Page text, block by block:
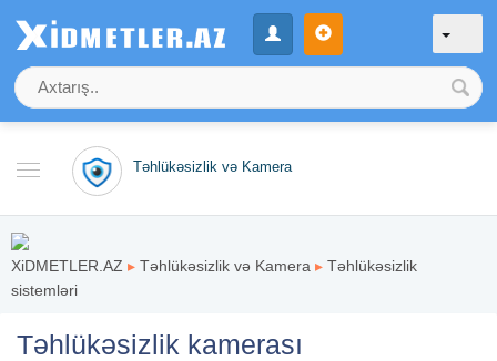
Təhlükəsizlik və Kamera
XiDMETLER.AZ ▸ Təhlükəsizlik və Kamera ▸ Təhlükəsizlik
sistemləri
Təhlükəsizlik kamerası